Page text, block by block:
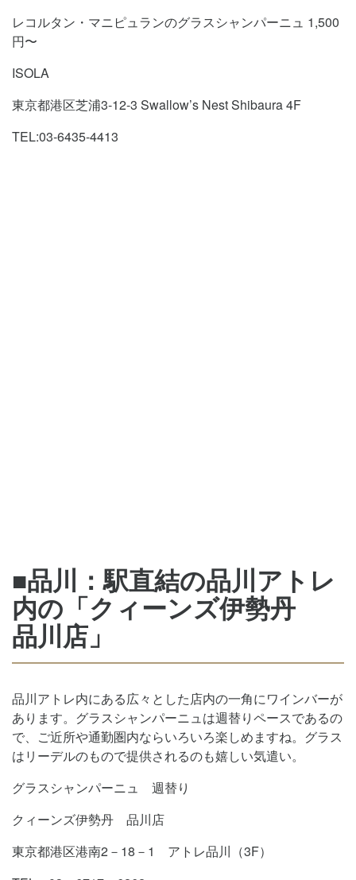
レコルタン・マニピュランのグラスシャンパーニュ 1,500
円〜
ISOLA
東京都港区芝浦3-12-3 Swallow’s Nest Shibaura 4F
TEL:03-6435-4413
■品川：駅直結の品川アトレ
内の「クィーンズ伊勢丹
品川店」
品川アトレ内にある広々とした店内の一角にワインバーが
あります。グラスシャンパーニュは週替りペースであるの
で、ご近所や通勤圏内ならいろいろ楽しめますね。グラス
はリーデルのもので提供されるのも嬉しい気遣い。
グラスシャンパーニュ 週替り
クィーンズ伊勢丹 品川店
東京都港区港南2－18－1 アトレ品川（3F）